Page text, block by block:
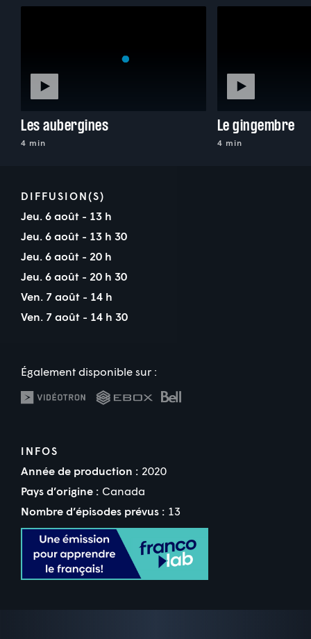
Les aubergines
4 min
Le gingembre
4 min
DIFFUSION(S)
Jeu. 6 août - 13 h
Jeu. 6 août - 13 h 30
Jeu. 6 août - 20 h
Jeu. 6 août - 20 h 30
Ven. 7 août - 14 h
Ven. 7 août - 14 h 30
Également disponible sur :
INFOS
Année de production : 2020
Pays d’origine : Canada
Nombre d’épisodes prévus : 13